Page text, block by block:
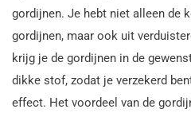
gordijnen. Je hebt niet alleen de
gordijnen, maar ook uit
krijg je de gordijnen in de
dikke stof, zodat je verzekerd
effect. Het voordeel van de